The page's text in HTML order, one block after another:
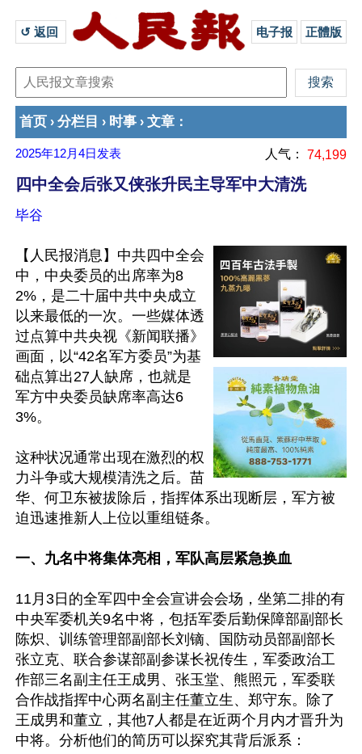
↺ 返回 电子报 正體版
首页 › 分栏目 › 时事 › 文章 ：
2025年12月4日 发表 人气： 74,199
四中全会后张又侠张升民主导军中大清洗
毕谷
【人民报消息】中共四中全会
中，中央委员的出席率为8
2%，是二十届中共中央成立
以来最低的一次。一些媒体透
过点算中共央视《新闻联播》
画面，以“42名军方委员”为基
础点算出27人缺席，也就是
军方中央委员缺席率高达6
3%。
这种状况通常出现在激烈的权
力斗争或大规模清洗之后。苗
华、何卫东被拔除后，指挥体系出现断层，军方被
迫迅速推新人上位以重组链条。
一、九名中将集体亮相，军队高层紧急换血
11月3日的全军四中全会宣讲会会场，坐第二排的有
中央军委机关9名中将，包括军委后勤保障部副部长
陈炽、训练管理部副部长刘镝、国防动员部副部长
张立克、联合参谋部副参谋长祝传生，军委政治工
作部三名副主任王成男、张玉堂、熊照元，军委联
合作战指挥中心两名副主任董立生、郑守东。除了
王成男和董立，其他7人都是在近两个月内才晋升为
中将。分析他们的简历可以探究其背后派系：